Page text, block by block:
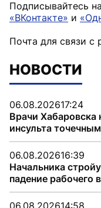
Подписывайтесь
«ВКонтакте» и
Почта для связи с
НОВОСТИ
06.08.202617:24
Врачи Хабаровска
инсульта
06.08.202616:39
Начальника
падение рабочего
06.08.202614:58